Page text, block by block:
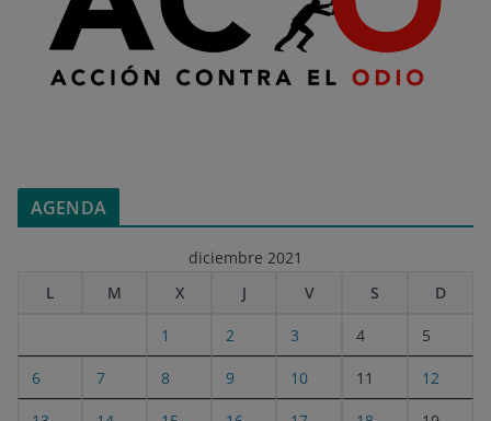
AGENDA
diciembre 2021
L
M X J V S D
1 2 3 4 5
6 7 8 9 10 11 12